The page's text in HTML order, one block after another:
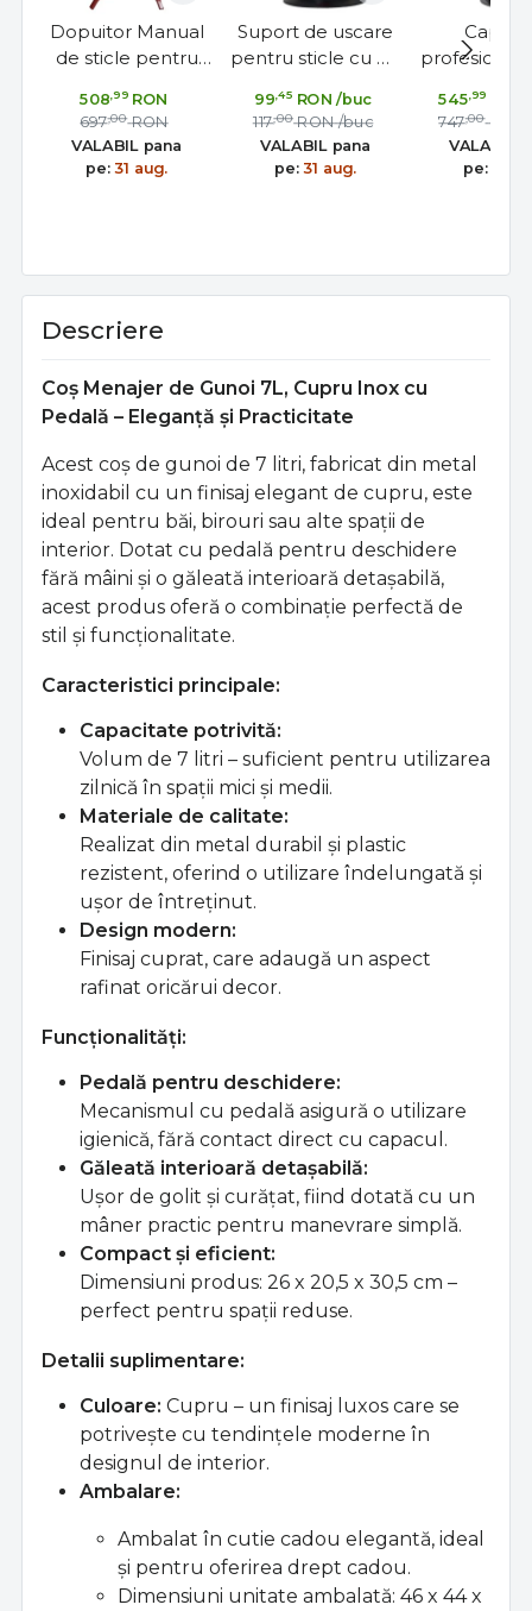
Dopuitor Manual
de sticle pentru
ideal pentru vin,
distilate
508,99 RON
697,00 RON
VALABIL pana
pe: 31 aug.
Suport de uscare
pentru sticle cu 80
99,45 RON /buc
117,00 RON /buc
VALABIL pana
pe: 31 aug.
profesional
coroana,
pentru
apa,
545,99
747,00 RON
VALABIL
pe:
Descriere
Coș Menajer de Gunoi 7L, Cupru Inox cu
Pedală – Eleganță și Practicitate
Acest coș de gunoi de 7 litri, fabricat din metal
inoxidabil cu un finisaj elegant de cupru, este
ideal pentru băi, birouri sau alte spații de
interior. Dotat cu pedală pentru deschidere
fără mâini și o găleată interioară detașabilă,
acest produs oferă o combinație perfectă de
stil și funcționalitate.
Caracteristici principale:
Capacitate potrivită:
Volum de 7 litri – suficient pentru utilizarea
zilnică în spații mici și medii.
Materiale de calitate:
Realizat din metal durabil și plastic
rezistent, oferind o utilizare îndelungată și
ușor de întreținut.
Design modern:
Finisaj cuprat, care adaugă un aspect
rafinat oricărui decor.
Funcționalități:
Pedală pentru deschidere:
Mecanismul cu pedală asigură o utilizare
igienică, fără contact direct cu capacul.
Găleată interioară detașabilă:
Ușor de golit și curățat, fiind dotată cu un
mâner practic pentru manevrare simplă.
Compact și eficient:
Dimensiuni produs: 26 x 20,5 x 30,5 cm –
perfect pentru spații reduse.
Detalii suplimentare:
Culoare: Cupru – un finisaj luxos care se
potrivește cu tendințele moderne în
designul de interior.
Ambalare:
Ambalat în cutie cadou elegantă, ideal
și pentru oferirea drept cadou.
Dimensiuni unitate ambalată: 46 x 44 x